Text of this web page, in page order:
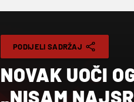
PODIJELI SADRŽAJ
NOVAK UOČI
„NISAM